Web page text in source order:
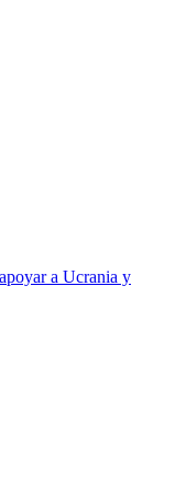
a Ucrania y